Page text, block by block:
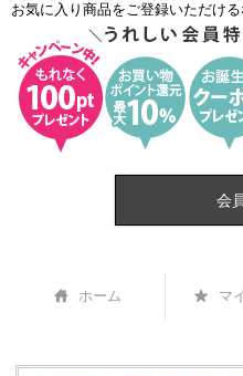
お気に入り商品をご登録いただけ
会
ホーム マ